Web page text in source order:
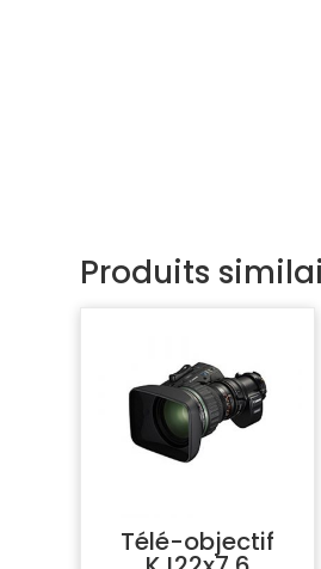
Produits
Télé-objectif